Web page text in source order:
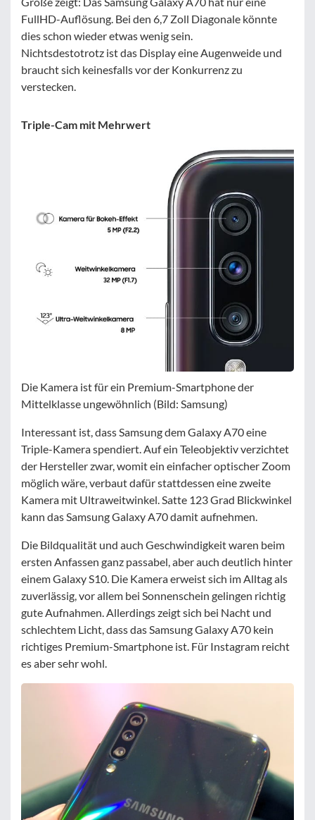
FullHD-Auflösung. Bei den 6,7 Zoll Diagonale könnte
dies schon wieder etwas wenig sein.
Nichtsdestotrotz ist das Display eine Augenweide und
braucht sich keinesfalls vor der Konkurrenz zu
verstecken.
Triple-Cam mit Mehrwert
Die Kamera ist für ein Premium-Smartphone der
Mittelklasse ungewöhnlich (Bild: Samsung)
Interessant ist, dass Samsung dem Galaxy A70 eine
Triple-Kamera spendiert. Auf ein Teleobjektiv verzichtet
der Hersteller zwar, womit ein einfacher optischer Zoom
möglich wäre, verbaut dafür stattdessen eine zweite
Kamera mit Ultraweitwinkel. Satte 123 Grad Blickwinkel
kann das Samsung Galaxy A70 damit aufnehmen.
Die Bildqualität und auch Geschwindigkeit waren beim
ersten Anfassen ganz passabel, aber auch deutlich hinter
einem Galaxy S10. Die Kamera erweist sich im Alltag als
zuverlässig, vor allem bei Sonnenschein gelingen richtig
gute Aufnahmen. Allerdings zeigt sich bei Nacht und
schlechtem Licht, dass das Samsung Galaxy A70 kein
richtiges Premium-Smartphone ist. Für Instagram reicht
es aber sehr wohl.